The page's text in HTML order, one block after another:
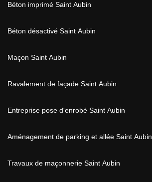
Béton imprimé Saint Aubin
Béton désactivé Saint Aubin
Maçon Saint Aubin
Ravalement de façade Saint Aubin
Entreprise pose d'enrobé Saint Aubin
Aménagement de parking et allée Saint Aubin
Travaux de maçonnerie Saint Aubin